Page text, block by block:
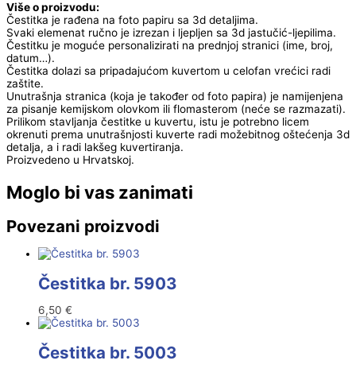
Više o proizvodu:
Čestitka je rađena na foto papiru sa 3d detaljima.
Svaki elemenat ručno je izrezan i ljepljen sa 3d jastučić-ljepilima.
Čestitku je moguće personalizirati na prednjoj stranici (ime, broj,
datum…).
Čestitka dolazi sa pripadajućom kuvertom u celofan vrećici radi
zaštite.
Unutrašnja stranica (koja je također od foto papira) je namijenjena
za pisanje kemijskom olovkom ili flomasterom (neće se razmazati).
Prilikom stavljanja čestitke u kuvertu, istu je potrebno licem
okrenuti prema unutrašnjosti kuverte radi možebitnog oštećenja 3d
detalja, a i radi lakšeg kuvertiranja.
Proizvedeno u Hrvatskoj.
Moglo bi vas zanimati
Povezani proizvodi
Čestitka br. 5903
6,50 €
Čestitka br. 5003